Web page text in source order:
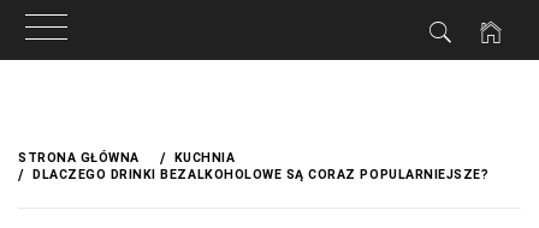
treściSTRONA GŁÓWNA
KUCHNIA
DLACZEGO DRINKI BEZALKOHOLOWE SĄ CORAZ POPULARNIEJSZE?